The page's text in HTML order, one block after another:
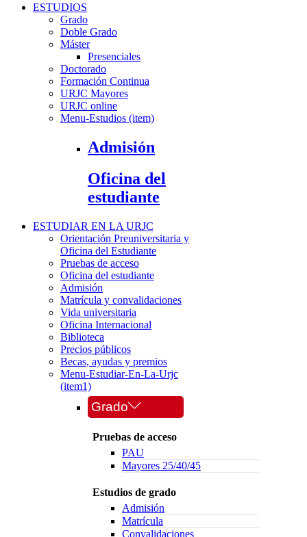
ESTUDIOS
Grado
Doble Grado
Máster
Presenciales
Doctorado
Formación Continua
URJC Mayores
URJC online
Menu-Estudios (item)
Admisión
Oficina del
estudiante
ESTUDIAR EN LA URJC
Orientación Preuniversitaria y
Oficina del Estudiante
Pruebas de acceso
Oficina del estudiante
Admisión
Matrícula y convalidaciones
Vida universitaria
Oficina Internacional
Biblioteca
Precios públicos
Becas, ayudas y premios
Menu-Estudiar-En-La-Urjc
(item1)
Grado
Pruebas de acceso
PAU
Mayores 25/40/45
Estudios de grado
Admisión
Matrícula
Convalidaciones